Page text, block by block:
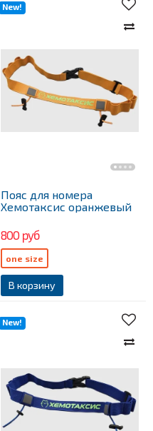
New!
Пояс для номера
Хемотаксис оранжевый
800 руб
В корзину
one size
New!